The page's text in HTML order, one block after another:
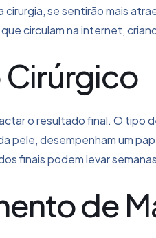
se sentirão mais
circulam na internet,
o resultado final. O tipo
desempenham um
finais podem levar
de